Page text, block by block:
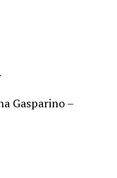
Gasparino –